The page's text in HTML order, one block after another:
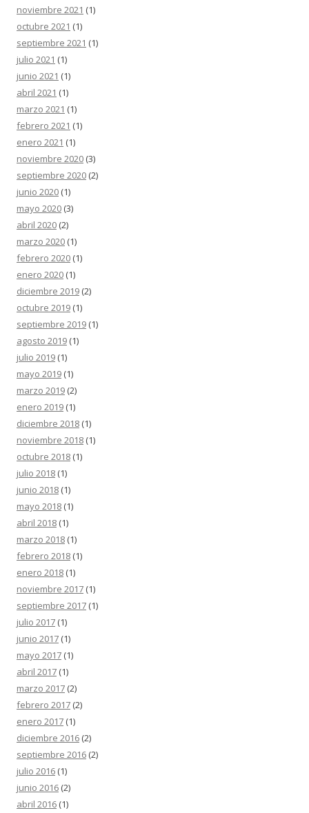
noviembre 2021 (1)
octubre 2021 (1)
septiembre 2021 (1)
julio 2021 (1)
junio 2021 (1)
abril 2021 (1)
marzo 2021 (1)
febrero 2021 (1)
enero 2021 (1)
noviembre 2020 (3)
septiembre 2020 (2)
junio 2020 (1)
mayo 2020 (3)
abril 2020 (2)
marzo 2020 (1)
febrero 2020 (1)
enero 2020 (1)
diciembre 2019 (2)
octubre 2019 (1)
septiembre 2019 (1)
agosto 2019 (1)
julio 2019 (1)
mayo 2019 (1)
marzo 2019 (2)
enero 2019 (1)
diciembre 2018 (1)
noviembre 2018 (1)
octubre 2018 (1)
julio 2018 (1)
junio 2018 (1)
mayo 2018 (1)
abril 2018 (1)
marzo 2018 (1)
febrero 2018 (1)
enero 2018 (1)
noviembre 2017 (1)
septiembre 2017 (1)
julio 2017 (1)
junio 2017 (1)
mayo 2017 (1)
abril 2017 (1)
marzo 2017 (2)
febrero 2017 (2)
enero 2017 (1)
diciembre 2016 (2)
septiembre 2016 (2)
julio 2016 (1)
junio 2016 (2)
abril 2016 (1)